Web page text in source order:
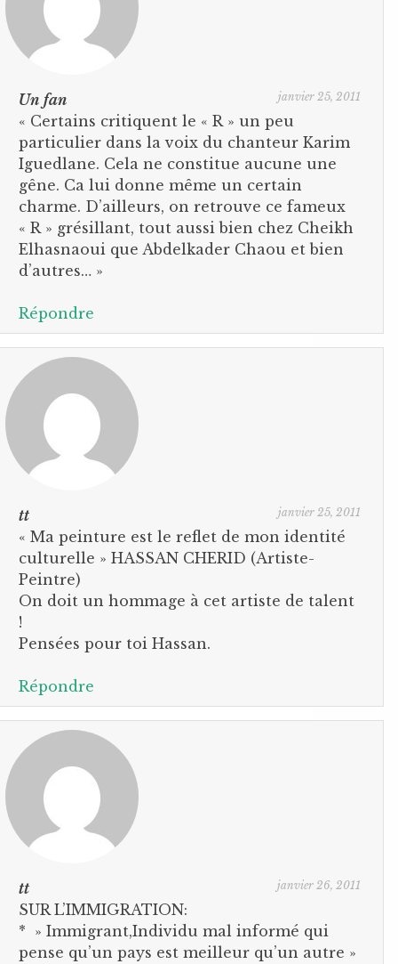
Un fan janvier 25, 2011
« Certains critiquent le « R » un peu
particulier dans la voix du chanteur Karim
Iguedlane. Cela ne constitue aucune une
gêne. Ca lui donne même un certain
charme. D’ailleurs, on retrouve ce fameux
« R » grésillant, tout aussi bien chez Cheikh
Elhasnaoui que Abdelkader Chaou et bien
d’autres… »
Répondre
tt janvier 25, 2011
« Ma peinture est le reflet de mon identité
culturelle » HASSAN CHERID (Artiste-
Peintre)
On doit un hommage à cet artiste de talent
!
Pensées pour toi Hassan.
Répondre
tt janvier 26, 2011
SUR L’IMMIGRATION:
* » Immigrant,Individu mal informé qui
pense qu’un pays est meilleur qu’un autre »